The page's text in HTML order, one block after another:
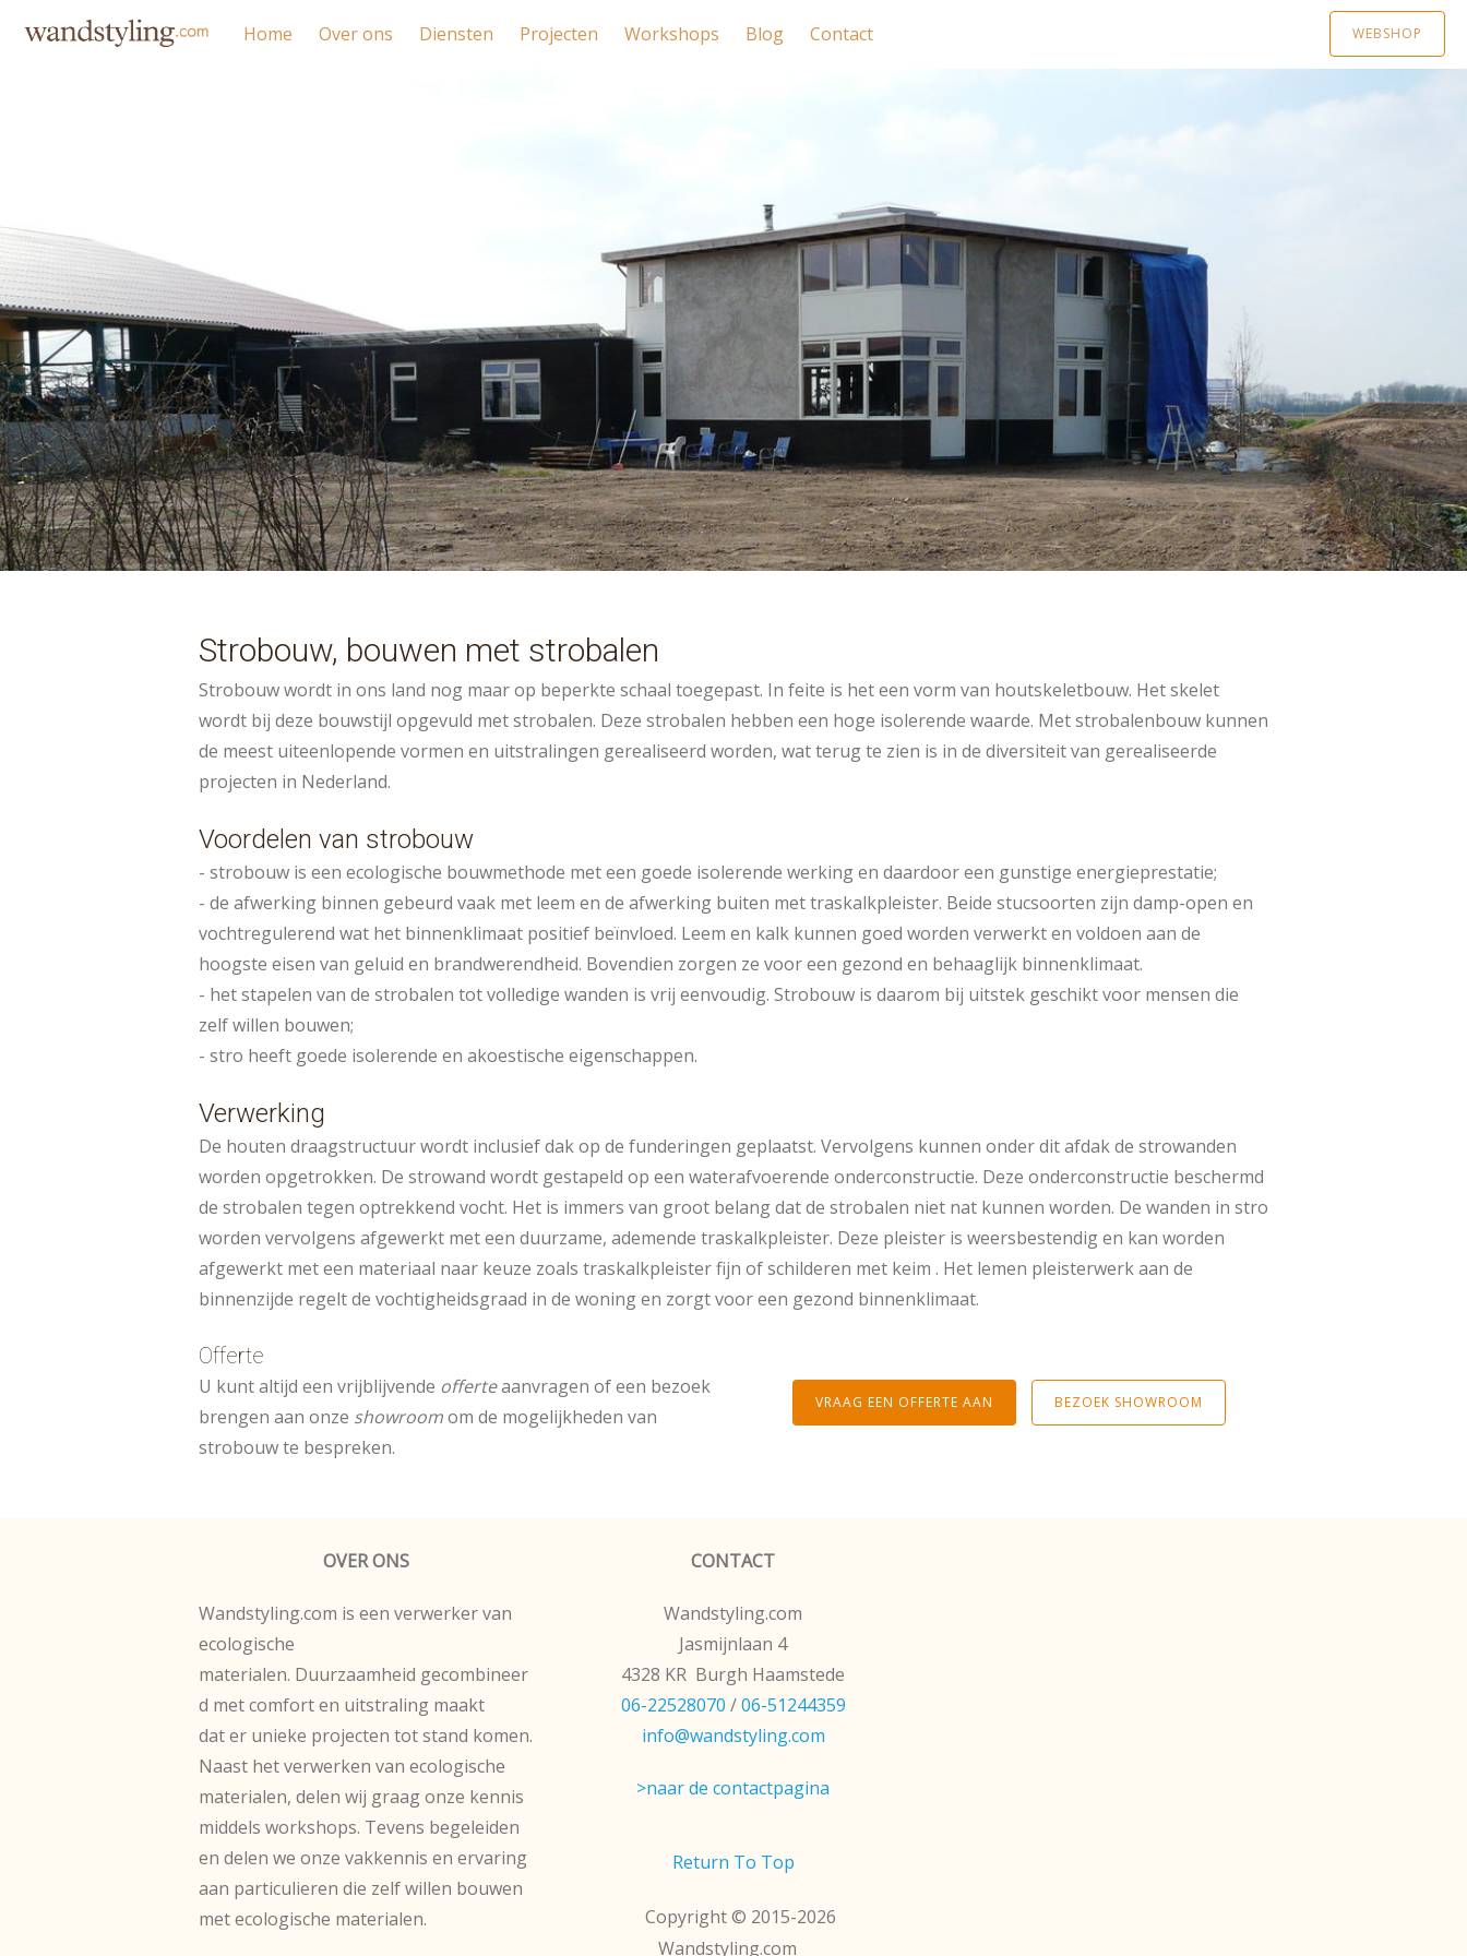
Home Over ons Diensten Projecten Workshops Blog Contact WEBSHOP
Strobouw, bouwen met strobalen
Strobouw wordt in ons land nog maar op beperkte schaal toegepast. In feite is het een vorm van houtskeletbouw. Het skelet
wordt bij deze bouwstijl opgevuld met strobalen. Deze strobalen hebben een hoge isolerende waarde. Met strobalenbouw kunnen
de meest uiteenlopende vormen en uitstralingen gerealiseerd worden, wat terug te zien is in de diversiteit van gerealiseerde
projecten in Nederland.
Voordelen van strobouw
- strobouw is een ecologische bouwmethode met een goede isolerende werking en daardoor een gunstige energieprestatie;
- de afwerking binnen gebeurd vaak met leem en de afwerking buiten met traskalkpleister. Beide stucsoorten zijn damp-open en
vochtregulerend wat het binnenklimaat positief beïnvloed. Leem en kalk kunnen goed worden verwerkt en voldoen aan de
hoogste eisen van geluid en brandwerendheid. Bovendien zorgen ze voor een gezond en behaaglijk binnenklimaat.
- het stapelen van de strobalen tot volledige wanden is vrij eenvoudig. Strobouw is daarom bij uitstek geschikt voor mensen die
zelf willen bouwen;
- stro heeft goede isolerende en akoestische eigenschappen.
Verwerking
De houten draagstructuur wordt inclusief dak op de funderingen geplaatst. Vervolgens kunnen onder dit afdak de strowanden
worden opgetrokken. De strowand wordt gestapeld op een waterafvoerende onderconstructie. Deze onderconstructie beschermd
de strobalen tegen optrekkend vocht. Het is immers van groot belang dat de strobalen niet nat kunnen worden. De wanden in stro
worden vervolgens afgewerkt met een duurzame, ademende traskalkpleister. Deze pleister is weersbestendig en kan worden
afgewerkt met een materiaal naar keuze zoals traskalkpleister fijn of schilderen met keim . Het lemen pleisterwerk aan de
binnenzijde regelt de vochtigheidsgraad in de woning en zorgt voor een gezond binnenklimaat.
Offerte
U kunt altijd een vrijblijvende offerteaanvragen of een bezoek
brengen aan onze showroomom de mogelijkheden van
strobouw te bespreken.
VRAAG EEN OFFERTE AAN BEZOEK SHOWROOM
OVER ONS
Wandstyling.com is een verwerker van
ecologische
materialen. Duurzaamheid gecombineer
d met comfort en uitstraling maakt
dat er unieke projecten tot stand komen.
Naast het verwerken van ecologische
materialen, delen wij graag onze kennis
middels workshops. Tevens begeleiden
en delen we onze vakkennis en ervaring
aan particulieren die zelf willen bouwen
met ecologische materialen.
CONTACT
Wandstyling.com
Jasmijnlaan 4
4328 KR Burgh Haamstede
06-22528070 /06-51244359
info@wandstyling.com
>naar de contactpagina
Return To Top
Copyright © 2015-2026
Wandstyling.com